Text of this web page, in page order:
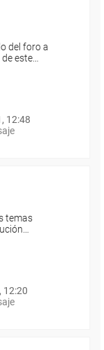
del foro a
este…
12:48
temas
12:20